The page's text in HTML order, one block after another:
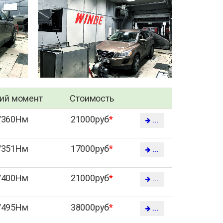
момент
Стоимость
21000руб* ...
17000руб* ...
21000руб* ...
38000руб* ...